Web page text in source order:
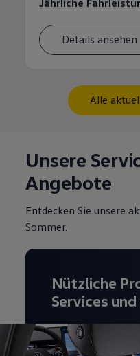
Details ansehen
Alle
Unsere
Angebote
Entdecken Sie unsere
Sommer.
Nützliche
Services